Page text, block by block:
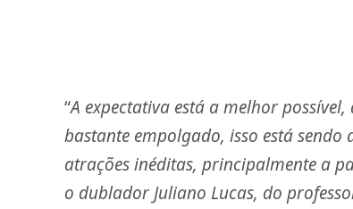
“A expectativa está a melhor
bastante empolgado, isso está
atrações inéditas, principalmente a
o dublador Juliano Lucas, do